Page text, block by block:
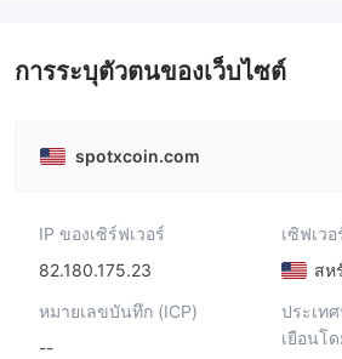
การระบุตัวตนของเว็บไซต์
spotxcoin.com
IP ของเซิร์ฟเวอร์
82.180.175.23
เซิฟเว
สห
หมายเลขบันทึก (ICP)
--
ประเท
เยือนโ